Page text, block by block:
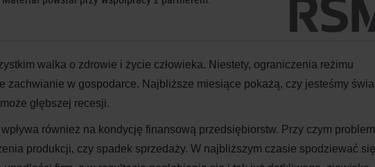
walka o zdrowie i życie człowieka. Niestety, ograniczenia reżimu
zachwianie w gospodarce. Najbliższe miesiące pokażą, czy jesteśmy
głębszej recesji.
również na kondycję finansową przedsiębiorstw. Przy czym
produkcji, czy spadek sprzedaży. W najbliższym czasie spodziewać się